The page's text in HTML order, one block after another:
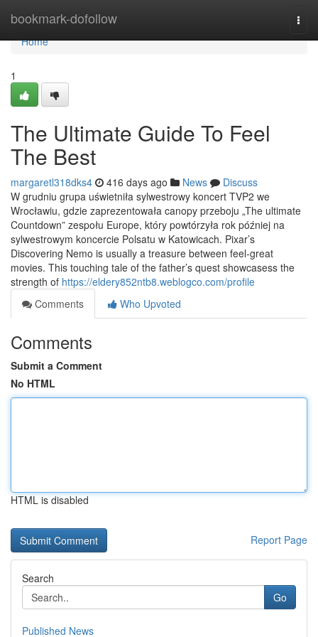
bookmark-dofollow
Home
Home
1
The Ultimate Guide To Feel
The Best
margaretl318dks4 416 days ago News
Discuss
W grudniu grupa uświetniła sylwestrowy koncert TVP2 we
Wrocławiu, gdzie zaprezentowała canopy przeboju „The ultimate
Countdown” zespołu Europe, który powtórzyła rok później na
sylwestrowym koncercie Polsatu w Katowicach. Pixar’s
Discovering Nemo is usually a treasure between feel-great
movies. This touching tale of the father’s quest showcasess the
strength of https://eldery852ntb8.weblogco.com/profile
Comments
Who Upvoted
Comments
Submit a Comment
No HTML
HTML is disabled
Report Page
Search
Go
Published News